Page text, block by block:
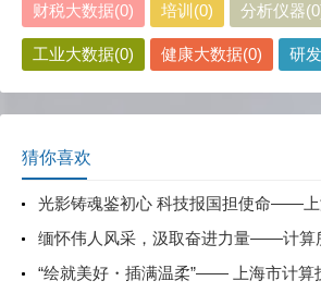
财税大数据(0) 培训(0) 分析仪器
工业大数据(0) 健康大数据(0) 研
猜你喜欢
光影铸魂鉴初心 科技报国担使命——上海市计算技术研究所有限公司第一、第二
缅怀伟人风采，汲取奋进力量——计算所第一支部与上材所期刊支部共赴上海
“绘就美好・插满温柔”—— 上海市计算技术研究所有限公司